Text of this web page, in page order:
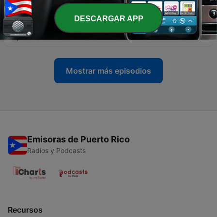
14 jul. 2026
162 - Enfrentando la adversidad | Eduardo Gonzalez |
07 jul. 2026
Mostrar más episodios
Emisoras de Puerto Rico
Radios y Podcasts
Recursos
DESCARGAR APP